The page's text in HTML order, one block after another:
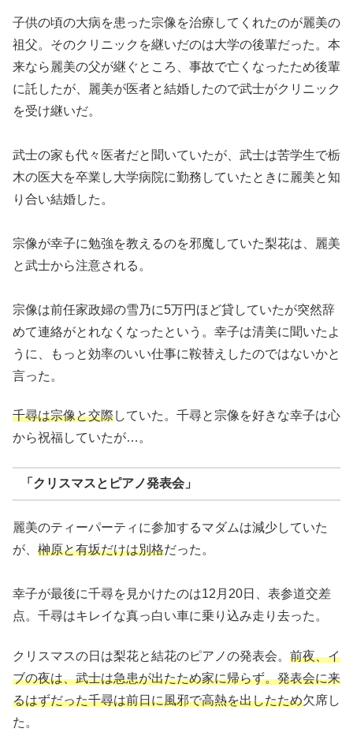
子供の頃の大病を患った宗像を治療してくれたのが麗美の
祖父。そのクリニックを継いだのは大学の後輩だった。本
来なら麗美の父が継ぐところ、事故で亡くなったため後輩
に託したが、麗美が医者と結婚したので武士がクリニック
を受け継いだ。
武士の家も代々医者だと聞いていたが、武士は苦学生で栃
木の医大を卒業し大学病院に勤務していたときに麗美と知
り合い結婚した。
宗像が幸子に勉強を教えるのを邪魔していた梨花は、麗美
と武士から注意される。
宗像は前任家政婦の雪乃に5万円ほど貸していたが突然辞
めて連絡がとれなくなったという。幸子は清美に聞いたよ
うに、もっと効率のいい仕事に鞍替えしたのではないかと
言った。
千尋は宗像と交際していた。千尋と宗像を好きな幸子は心
から祝福していたが…。
「クリスマスとピアノ発表会」
麗美のティーパーティに参加するマダムは減少していた
が、 榊原と有坂だけは別格だった。
幸子が最後に千尋を見かけたのは12月20日、表参道交差
点。千尋はキレイな真っ白い車に乗り込み走り去った。
クリスマスの日は梨花と結花のピアノの発表会。 前夜、イ
ブの夜は、武士は急患が出たため家に帰らず。発表会に来
るはずだった千尋は前日に風邪で高熱を出したため欠席し
た。